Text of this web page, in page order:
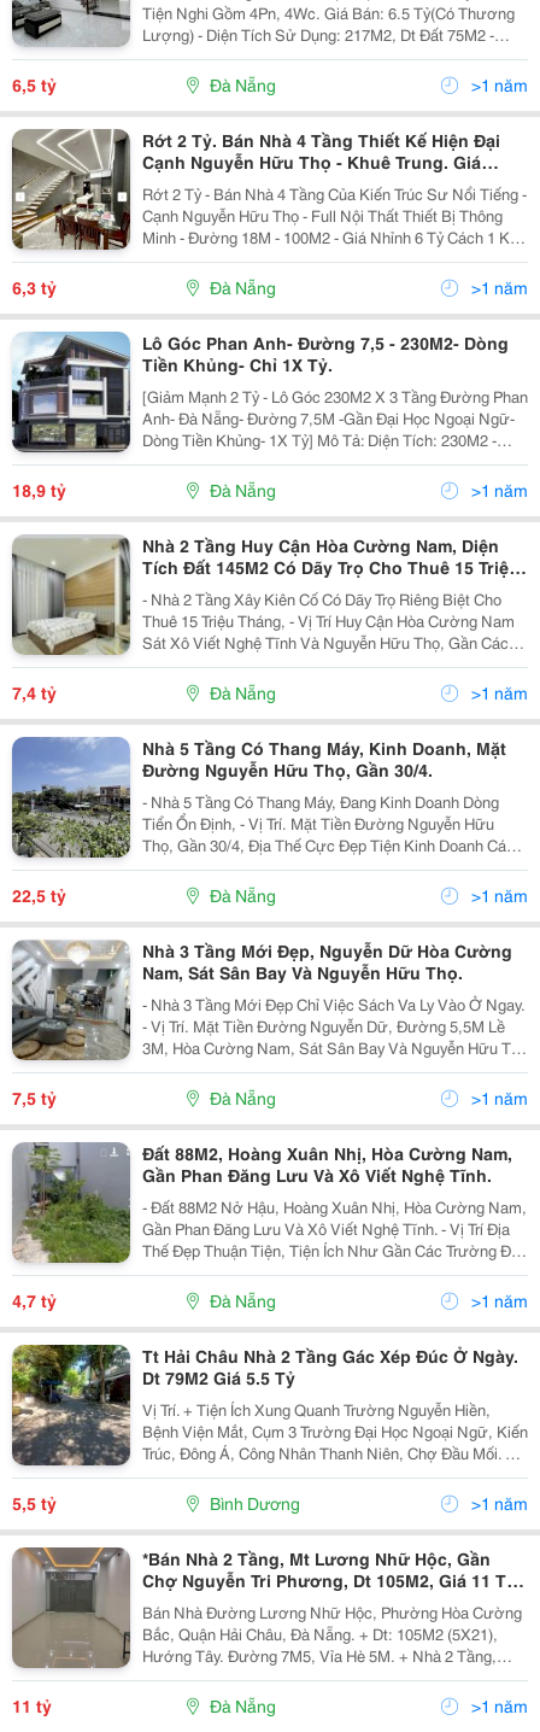
Tiện Nghi Gồm 4Pn, 4Wc. Giá Bán: 6.5 Tỷ(Có Thương
Lượng) - Diện Tích Sử Dụng: 217M2, Dt Đất 75M2 -
Pháp Lý: Sổ Hồng - Vị Trí: Sát Trường Đại Học Ngoại
Ngữ, Kinh Doanh Buôn Bán Sầm Uất - Nhà 3 Tầng...
6,5 tỷ Đà Nẵng >1 năm
Rớt 2 Tỷ. Bán Nhà 4 Tầng Thiết Kế Hiện Đại
Cạnh Nguyễn Hữu Thọ - Khuê Trung. Giá
Nhỉnh 6 Tỷ
Rớt 2 Tỷ - Bán Nhà 4 Tầng Của Kiến Trúc Sư Nổi Tiếng -
Cạnh Nguyễn Hữu Thọ - Full Nội Thất Thiết Bị Thông
Minh - Đường 18M - 100M2 - Giá Nhỉnh 6 Tỷ Cách 1 Km
Đến Trường Đại Học Đông Á, Trường Đại Học Kiến Trúc,
Trường Đại Học Ngoại Ngữ, Chợ Đầu...
6,3 tỷ Đà Nẵng >1 năm
Lô Góc Phan Anh- Đường 7,5 - 230M2- Dòng
Tiền Khủng- Chỉ 1X Tỷ.
[Giảm Mạnh 2 Tỷ - Lô Góc 230M2 X 3 Tầng Đường Phan
Anh- Đà Nẵng- Đường 7,5M -Gần Đại Học Ngoại Ngữ-
Dòng Tiền Khủng- 1X Tỷ] Mô Tả: Diện Tích: 230M2 -
Ngang 27.5 M - Có Gara Ô Tô. - Lô Góc Phan Anh Gần
Trường Đại Học Ngoại Ngữ, Gần Phan Đăng...
18,9 tỷ Đà Nẵng >1 năm
Nhà 2 Tầng Huy Cận Hòa Cường Nam, Diện
Tích Đất 145M2 Có Dãy Trọ Cho Thuê 15 Triệu
Tháng.
- Nhà 2 Tầng Xây Kiên Cố Có Dãy Trọ Riêng Biệt Cho
Thuê 15 Triệu Tháng, - Vị Trí Huy Cận Hòa Cường Nam
Sát Xô Viết Nghệ Tĩnh Và Nguyễn Hữu Thọ, Gần Các
Trường Đại Học Ngoại Ngữ, Kiến Trúc, Đông Á. - Dt
145M2 (5*29). - Giá Bán Nhanh, 7,4 Tỷ.
7,4 tỷ Đà Nẵng >1 năm
Nhà 5 Tầng Có Thang Máy, Kinh Doanh, Mặt
Đường Nguyễn Hữu Thọ, Gần 30/4.
- Nhà 5 Tầng Có Thang Máy, Đang Kinh Doanh Dòng
Tiển Ổn Định, - Vị Trí. Mặt Tiền Đường Nguyễn Hữu
Thọ, Gần 30/4, Địa Thế Cực Đẹp Tiện Kinh Doanh Các
Mặt Hàng Hoặc Cho Thuê Giá Cao. - Tiện Ích Như Gần
Bệnh Viện Vimech, Các Trường Đại Học Ngoại Ngữ,...
22,5 tỷ Đà Nẵng >1 năm
Nhà 3 Tầng Mới Đẹp, Nguyễn Dữ Hòa Cường
Nam, Sát Sân Bay Và Nguyễn Hữu Thọ.
- Nhà 3 Tầng Mới Đẹp Chỉ Việc Sách Va Ly Vào Ở Ngay.
- Vị Trí. Mặt Tiền Đường Nguyễn Dữ, Đường 5,5M Lề
3M, Hòa Cường Nam, Sát Sân Bay Và Nguyễn Hữu Thọ
Thoáng Mát. - Tiện Ích Như Gần Bệnh Viện Vimech,
Các Trường Đại Học Ngoại Ngữ, Kiến Trúc, Đông...
7,5 tỷ Đà Nẵng >1 năm
Đất 88M2, Hoàng Xuân Nhị, Hòa Cường Nam,
Gần Phan Đăng Lưu Và Xô Viết Nghệ Tĩnh.
- Đất 88M2 Nở Hậu, Hoàng Xuân Nhị, Hòa Cường Nam,
Gần Phan Đăng Lưu Và Xô Viết Nghệ Tĩnh. - Vị Trí Địa
Thế Đẹp Thuận Tiện, Tiện Ích Như Gần Các Trường Đại
Học Ngoại Ngữ, Kiến Trúc, Đông Á&Hellip;. - Dt 88M2
(5*17,5). - Giá Bán 4,7 Tỷ. - Đt Liên...
4,7 tỷ Đà Nẵng >1 năm
Tt Hải Châu Nhà 2 Tầng Gác Xép Đúc Ở Ngày.
Dt 79M2 Giá 5.5 Tỷ
Vị Trí. + Tiện Ích Xung Quanh Trường Nguyễn Hiền,
Bệnh Viện Mắt, Cụm 3 Trường Đại Học Ngoại Ngữ, Kiến
Trúc, Đông Á, Công Nhân Thanh Niên, Chợ Đầu Mối. +
Mặt Tiền Tiên Sơn Song Song Phan Đăng Lưu Gần Ngã
Ba Phan Đăng Lưu Và Tiên Sơn 9, Tt Quận Hải...
5,5 tỷ Bình Dương >1 năm
*Bán Nhà 2 Tầng, Mt Lương Nhữ Hộc, Gần
Chợ Nguyễn Tri Phương, Dt 105M2, Giá 11 Tỷ
Tl
Bán Nhà Đường Lương Nhữ Hộc, Phường Hòa Cường
Bắc, Quận Hải Châu, Đà Nẵng. + Dt: 105M2 (5X21),
Hướng Tây. Đường 7M5, Vỉa Hè 5M. + Nhà 2 Tầng,
Gần Chợ Nguyễn Tri Phương, Gần Trường Đại Học
Ngoại Ngữ . Kiến Trúc , Đông Á, Bệnh Viện Quốc Tế
Vinmec....
11 tỷ Đà Nẵng >1 năm